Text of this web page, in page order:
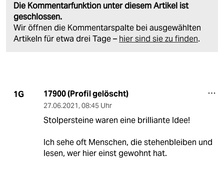
Die Kommentarfunktion unter diesem Artikel ist
geschlossen.
Wir öffnen die Kommentarspalte bei ausgewählten
Artikeln für etwa drei Tage – hier sind sie zu finden.
1G 17900 (Profil gelöscht)
27.06.2021, 08:45 Uhr
Stolpersteine waren eine brilliante Idee!
Ich sehe oft Menschen, die stehenbleiben und
lesen, wer hier einst gewohnt hat.